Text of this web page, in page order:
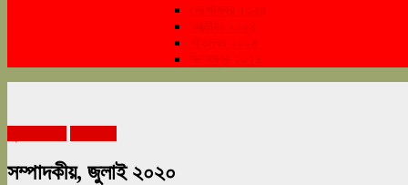
সেপ্টেম্বর ২০২৪
অক্টোবর ২০২৪
নভেম্বর ২০২৪
ডিসেম্বর ২০২৪
সম্পাদকীয়, জুলাই ২০২০